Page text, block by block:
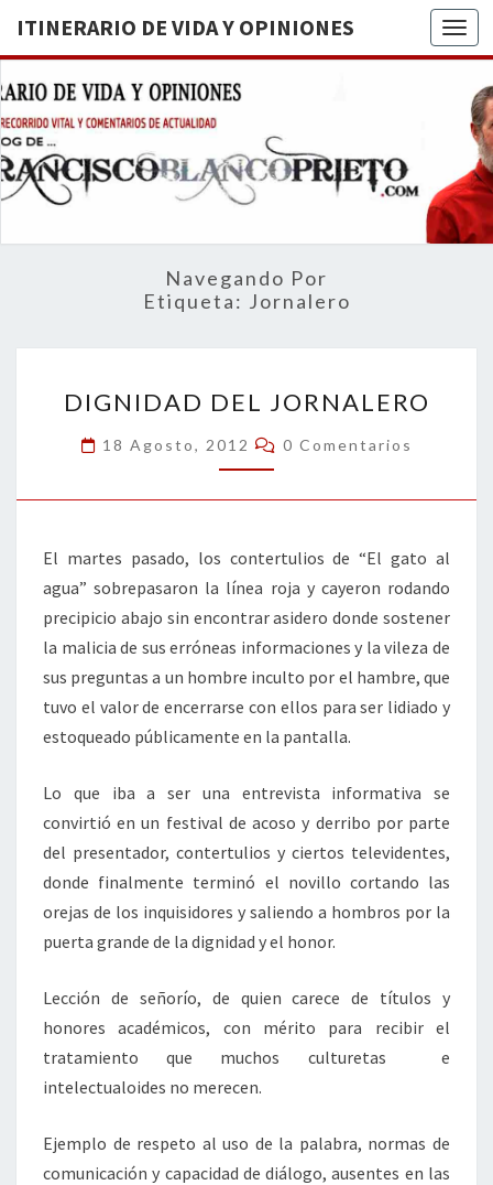
ITINERARIO DE VIDA Y OPINIONES
DE
BREVE
RECORRIDO
VITAL Y
ACTUALIDAD
Navegando Por
Etiqueta: Jornalero
DEL
JORNALERO
DIGNIDAD DEL JORNALERO
18 Agosto, 2012 Comentarios
0 Comentarios
El martes pasado, los contertulios de “El gato al
agua” sobrepasaron la línea roja y cayeron rodando
precipicio abajo sin encontrar asidero donde sostener
la malicia de sus erróneas informaciones y la vileza de
sus preguntas a un hombre inculto por el hambre, que
tuvo el valor de encerrarse con ellos para ser lidiado y
estoqueado públicamente en la pantalla.
Lo que iba a ser una entrevista informativa se
convirtió en un festival de acoso y derribo por parte
del presentador, contertulios y ciertos televidentes,
donde finalmente terminó el novillo cortando las
orejas de los inquisidores y saliendo a hombros por la
puerta grande de la dignidad y el honor.
Lección de señorío, de quien carece de títulos y
honores académicos, con mérito para recibir el
tratamiento que muchos culturetas e
intelectualoides no merecen.
Ejemplo de respeto al uso de la palabra, normas de
comunicación y capacidad de diálogo, ausentes en las